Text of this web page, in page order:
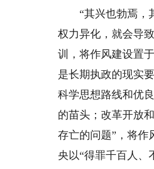
“其兴也勃焉，其
权力异化，就会导
训，将作风建设置
是长期执政的现实
科学思想路线和优
的苗头；改革开放
存亡的问题”，将作
央以“得罪千百人、